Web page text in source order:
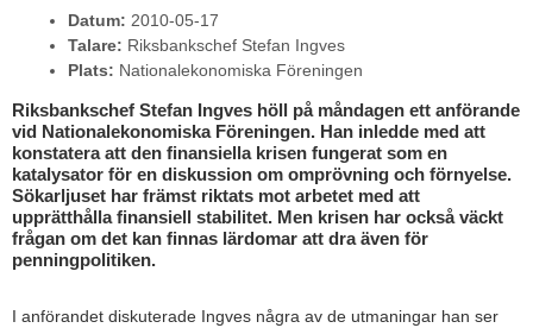
Datum: 2010-05-17
Talare: Riksbankschef Stefan Ingves
Plats: Nationalekonomiska Föreningen
Riksbankschef Stefan Ingves höll på måndagen ett anförande
vid Nationalekonomiska Föreningen. Han inledde med att
konstatera att den finansiella krisen fungerat som en
katalysator för en diskussion om omprövning och förnyelse.
Sökarljuset har främst riktats mot arbetet med att
upprätthålla finansiell stabilitet. Men krisen har också väckt
frågan om det kan finnas lärdomar att dra även för
penningpolitiken.
I anförandet diskuterade Ingves några av de utmaningar han ser